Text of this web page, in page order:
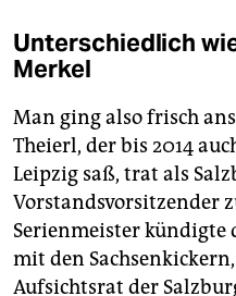
Unterschiedlich
Merkel
Man ging also frisch
Theierl, der bis 2014
Leipzig saß, trat als
Vorstandsvorsitzender
Serienmeister kündigte
mit den
Aufsichtsrat der